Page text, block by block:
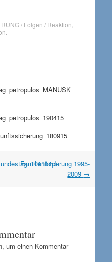
/ Folgen / Reaktion
Familienförderung 1995-
2009 →
um einen Kommentar